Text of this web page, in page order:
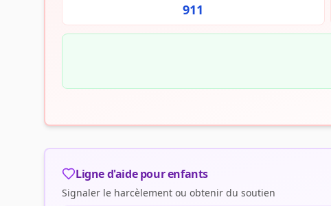
911
Ligne d'aide pour enfants
Signaler le harcèlement ou obtenir du soutien